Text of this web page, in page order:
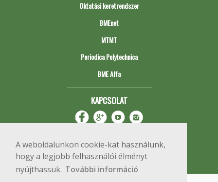
A weboldalunkon cookie-kat használunk,
hogy a legjobb felhasználói élményt
nyújthassuk. További információ
Oktatási keretrendszer
BMEnet
MTMT
Periodica Polytechnica
BME Alfa
KAPCSOLAT